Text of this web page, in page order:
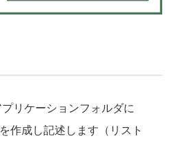
リケーションフォルダに
作成し記述します（リスト